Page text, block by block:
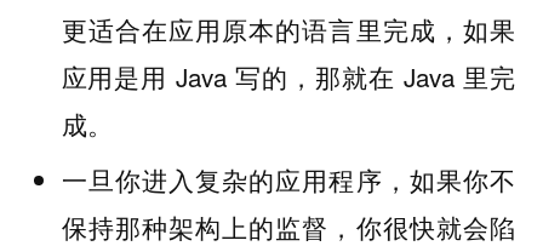
更适合在应用原本的语言里完成，如果
应用是用 Java 写的，那就在 Java 里完
成。
一旦你进入复杂的应用程序，如果你不
保持那种架构上的监督，你很快就会陷